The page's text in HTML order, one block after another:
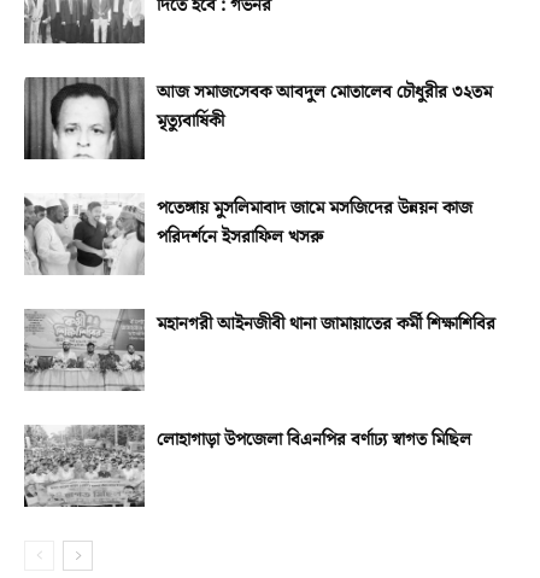
আজ সমাজসেবক আবদুল মোতালেব চৌধুরীর ৩২তম
মৃত্যুবার্ষিকী
পতেঙ্গায় মুসলিমাবাদ জামে মসজিদের উন্নয়ন কাজ
পরিদর্শনে ইসরাফিল খসরু
মহানগরী আইনজীবী থানা জামায়াতের কর্মী শিক্ষাশিবির
লোহাগাড়া উপজেলা বিএনপির বর্ণাঢ্য স্বাগত মিছিল